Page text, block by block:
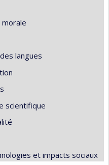
langues
scientifique
et impacts sociaux